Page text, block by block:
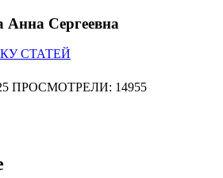
Анна Сергеевна
СТАТЕЙ
ПРОСМОТРЕЛИ: 14955